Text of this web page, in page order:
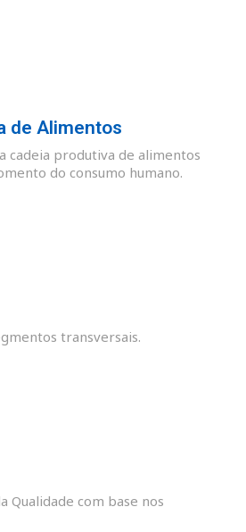
de Alimentos
cadeia produtiva de alimentos
do consumo humano.
transversais.
com base nos